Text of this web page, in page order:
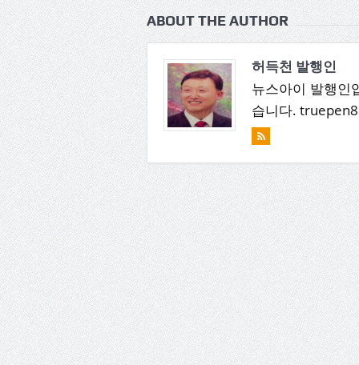
ABOUT THE AUTHOR
허득천 발행인
뉴스아이 발행인
습니다.